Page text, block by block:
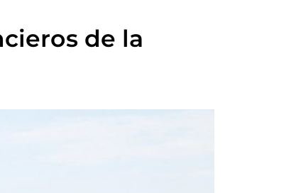
de la